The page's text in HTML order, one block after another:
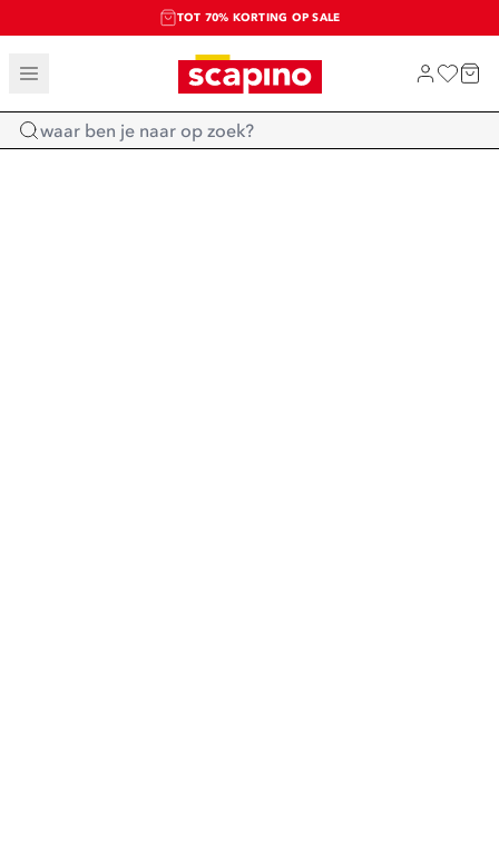
TOT 70% KORTING OP SALE
SALE: LAATSTE KANS!
SHOP NIEUW
Home